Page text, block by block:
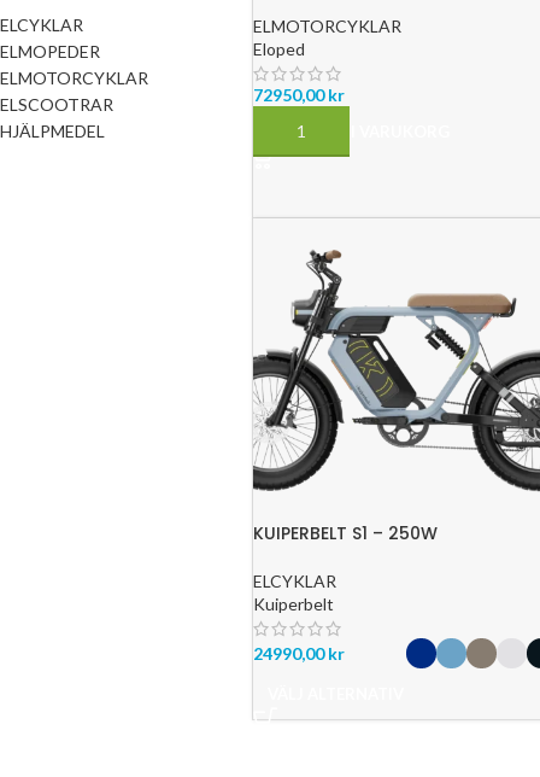
ELCYKLAR
ELMOPEDER
ELMOTORCYKLAR
ELSCOOTRAR
HJÄLPMEDEL
ELMOTORCYKLAR
Eloped
72950,00kr
LÄGG TILL I VARUKORG
KUIPERBELT S1 – 250W
ELCYKLAR
Kuiperbelt
24990,00kr